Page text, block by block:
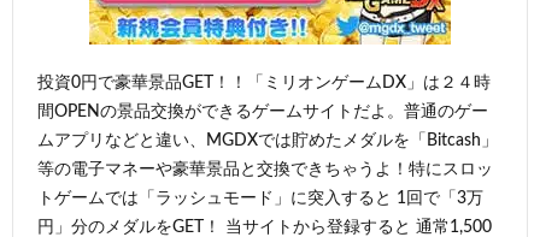
投資0円で豪華景品GET！！「ミリオンゲームDX」は２４時
間OPENの景品交換ができるゲームサイトだよ。普通のゲー
ムアプリなどと違い、MGDXでは貯めたメダルを「Bitcash」
等の電子マネーや豪華景品と交換できちゃうよ！特にスロッ
トゲームでは「ラッシュモード」に突入すると 1回で「3万
円」分のメダルをGET！ 当サイトから登録すると 通常1,500